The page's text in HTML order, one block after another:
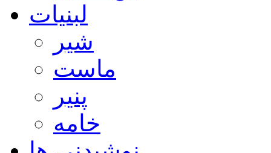
لبنیات
شیر
ماست
پنیر
خامه